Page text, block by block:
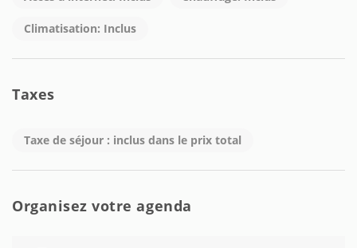
Climatisation: Inclus
Taxes
Taxe de séjour : inclus dans le prix total
Organisez votre agenda